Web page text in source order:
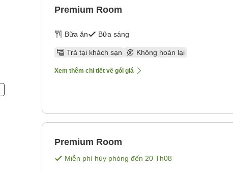
Premium Room
Bữa ăn Bữa sáng
Trả tại khách sạn Không hoàn lại
Xem thêm chi tiết về gói giá
Premium Room
Miễn phí hủy phòng đến 20 Th08